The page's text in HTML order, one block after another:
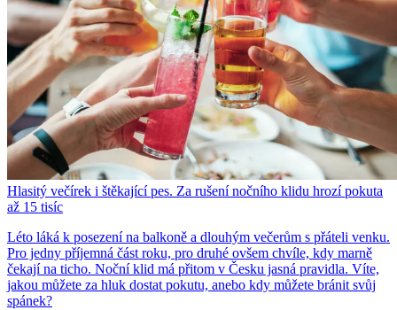
Hlasitý večírek i štěkající pes. Za rušení nočního klidu hrozí pokuta
až 15 tisíc
Léto láká k posezení na balkoně a dlouhým večerům s přáteli venku.
Pro jedny příjemná část roku, pro druhé ovšem chvíle, kdy marně
čekají na ticho. Noční klid má přitom v Česku jasná pravidla. Víte,
jakou můžete za hluk dostat pokutu, anebo kdy můžete bránit svůj
spánek?